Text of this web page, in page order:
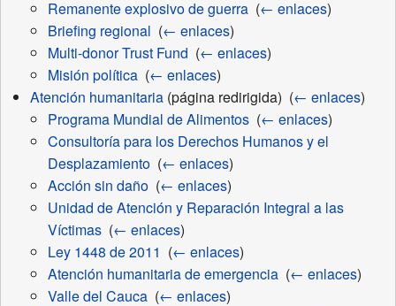
Remanente explosivo de guerra‎ (← enlaces)
Briefing regional (← enlaces)
Multi-donor Trust Fund (← enlaces)
Misión política‎ (← enlaces)
Atención humanitaria(página redirigida) ‎ (← enlaces)
Programa Mundial de Alimentos‎ (← enlaces)
Consultoría para los Derechos Humanos y el
Desplazamiento‎ (← enlaces)
Acción sin daño‎ (← enlaces)
Unidad de Atención y Reparación Integral a las
Víctimas‎ (← enlaces)
Ley 1448 de 2011 (← enlaces)
Atención humanitaria de emergencia‎ (← enlaces)
Valle del Cauca‎ (← enlaces)